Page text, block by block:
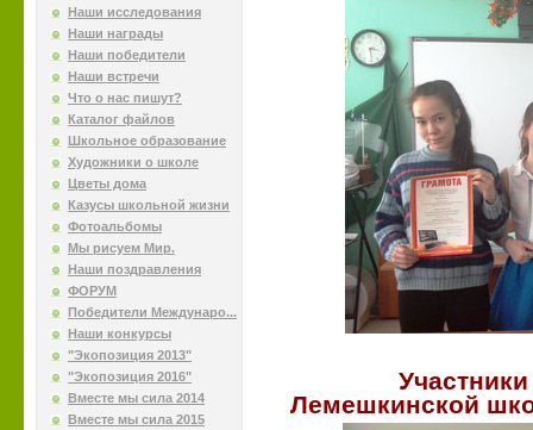
Наши исследования
Наши награды
Наши победители
Наши встречи
Что о нас пишут?
Каталог файлов
Школьное образование
Художники о школе
Цветы дома
Казусы школьной жизни
Фотоальбомы
Мы рисуем Мир.
Наши поздравления
ФОРУМ
Победители Междунаро...
Наши конкурсы
"Экопозиция 2013"
"Экопозиция 2016"
Вместе мы сила 2014
Вместе мы сила 2015
Лемешкинской